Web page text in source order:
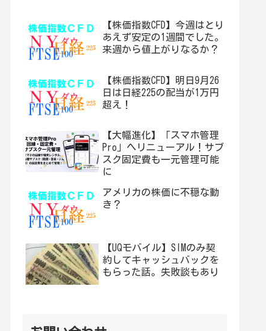
【株価指数CFD】今週はとり
あえず安定の1週間でした。
来週から値上がりなるか？
【株価指数CFD】明日9月26
日は日経225の配当が1万円
超え！
【大幅進化】「スマホ管理
Pro」へリニューアル！サブ
スク固定費も一元管理可能
に
アメリカの株価に不穏な動
き？
【UQモバイル】SIMのみ契
約してキャッシュバックを
もらった話。失敗談もあり